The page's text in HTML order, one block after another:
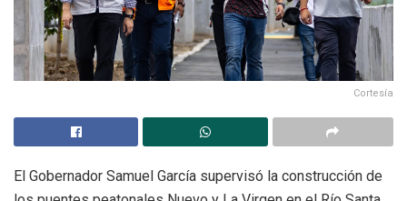
Cortesía
El Gobernador Samuel García supervisó la construcción de